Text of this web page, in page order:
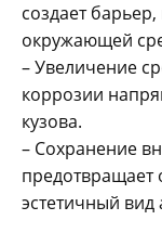
создает
окружающей
– Увеличение
коррозии
кузова.
– Сохранение
предотвращает
эстетичный вид